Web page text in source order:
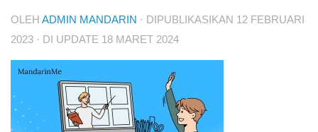
OLEH ADMIN MANDARIN · DIPUBLIKASIKAN 12 FEBRUARI
2023 · DI UPDATE 18 MARET 2024